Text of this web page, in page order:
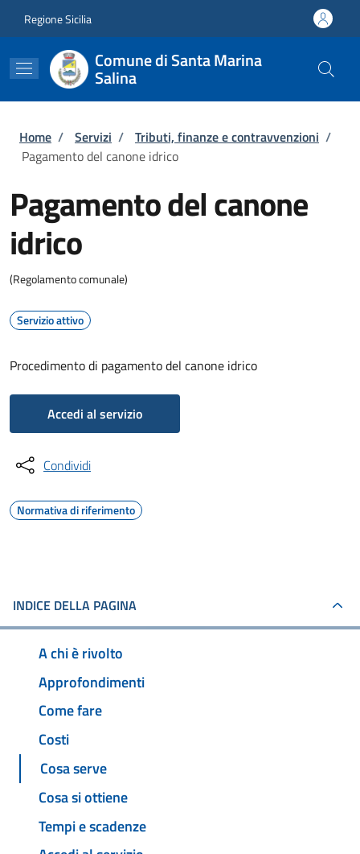
Regione Sicilia
Comune di Santa Marina
Salina
Briciole di pane
Home / Servizi / Tributi, finanze e contravvenzioni /
Pagamento del canone idrico
Pagamento del canone
idrico
(Regolamento comunale)
Servizio attivo
Procedimento di pagamento del canone idrico
Accedi al servizio
Condividi
Normativa di riferimento
INDICE DELLA PAGINA
A chi è rivolto
Approfondimenti
Come fare
Costi
Cosa serve
Cosa si ottiene
Tempi e scadenze